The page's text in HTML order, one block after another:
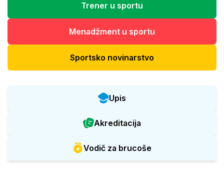
Trener u sportu
Menadžment u sportu
Sportsko novinarstvo
Upis
Akreditacija
Vodič za brucoše